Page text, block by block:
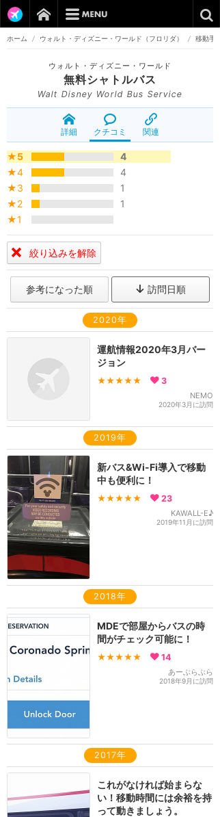
ホーム / ウォルト・ディズニー・ワールド（フロリダ） / 移動手段
ウォルト・ディズニー・ワールド
無料シャトルバス
Walt Disney World Bus Service
詳細 クチコミ 関連
★5
4
★4
4
★3
1
★2
1
★1
絞り込みを解除
参考になった順 訪問日順
2020年
運航情報2020年3月バー
ジョン
★★★★★ 3
NEMO
2020年3月に訪問
2019年
新バス&Wi-Fi導入で移動
中も便利に！
★★★★★ 23
KAWALL-E♪
2019年11月に訪問
2018年
MDEで部屋からバスの時
間がチェック可能に！
★★★★★ 14
あーぶらぶら
2018年9月に訪問
2017年
これがなければ始まらな
い！移動時間には余裕を持
って動きましょう。